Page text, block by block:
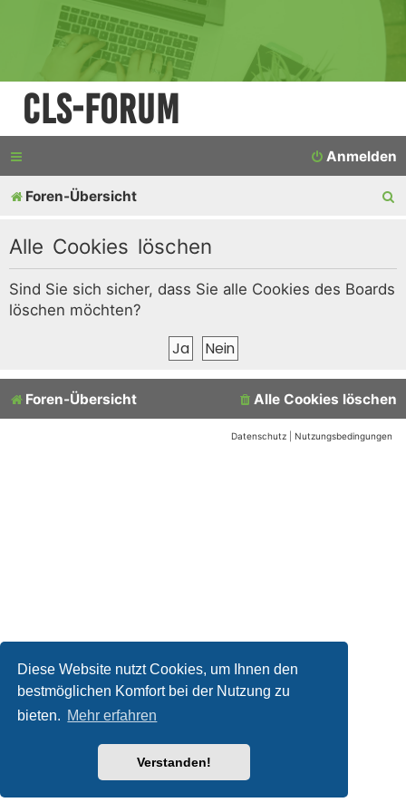
Diese Website nutzt Cookies, um Ihnen den
bestmöglichen Komfort bei der Nutzung zu
bieten. Mehr erfahren
Verstanden!
CLS-Forum
Anmelden
Foren-Übersicht
Alle Cookies löschen
Sind Sie sich sicher, dass Sie alle Cookies des Boards
löschen möchten?
Foren-Übersicht Alle Cookies löschen
Datenschutz Nutzungsbedingungen